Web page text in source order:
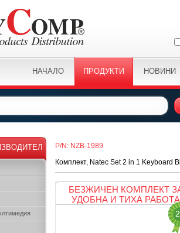
НАЧАЛО ПРОДУКТИ НОВИНИ
P/N: NZB-1989
Комплект, Natec Set 2 in 1 Keyboard
БЕЗЖИЧЕН КОМПЛЕКТ
УДОБНА И ТИХА РАБОТА